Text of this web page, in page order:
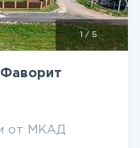
1 / 5
Фаворит
от МКАД